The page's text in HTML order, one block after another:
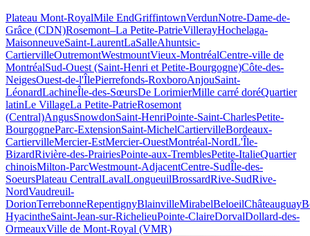
Plateau Mont-RoyalMile EndGriffintownVerdunNotre-Dame-de-
Grâce (CDN)Rosemont–La Petite-PatrieVillerayHochelaga-
MaisonneuveSaint-LaurentLaSalleAhuntsic-
CartiervilleOutremontWestmountVieux-MontréalCentre-ville de
MontréalSud-Ouest (Saint-Henri et Petite-Bourgogne)Côte-des-
NeigesOuest-de-l'ÎlePierrefonds-RoxboroAnjouSaint-
LéonardLachineÎle-des-SœursDe LorimierMille carré doréQuartier
latinLe VillageLa Petite-PatrieRosemont
(Central)AngusSnowdonSaint-HenriPointe-Saint-CharlesPetite-
BourgogneParc-ExtensionSaint-MichelCartiervilleBordeaux-
CartiervilleMercier-EstMercier-OuestMontréal-NordL'Île-
BizardRivière-des-PrairiesPointe-aux-TremblesPetite-ItalieQuartier
chinoisMilton-ParcWestmount-AdjacentCentre-SudÎle-des-
SoeursPlateau CentralLavalLongueuilBrossardRive-SudRive-
NordVaudreuil-
DorionTerrebonneRepentignyBlainvilleMirabelBeloeilChâteauguay
HyacintheSaint-Jean-sur-RichelieuPointe-ClaireDorvalDollard-des-
OrmeauxVille de Mont-Royal (VMR)